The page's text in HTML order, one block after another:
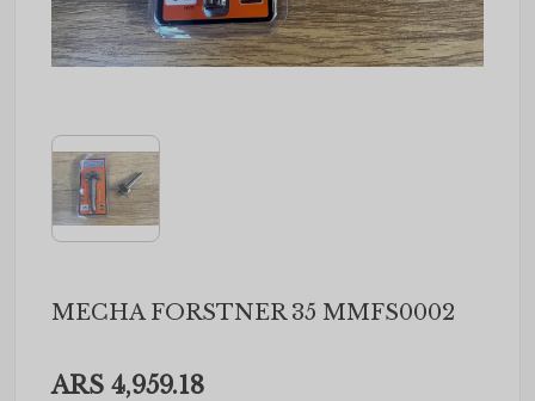
MECHA FORSTNER 35 MMFS0002
ARS 4,959.18